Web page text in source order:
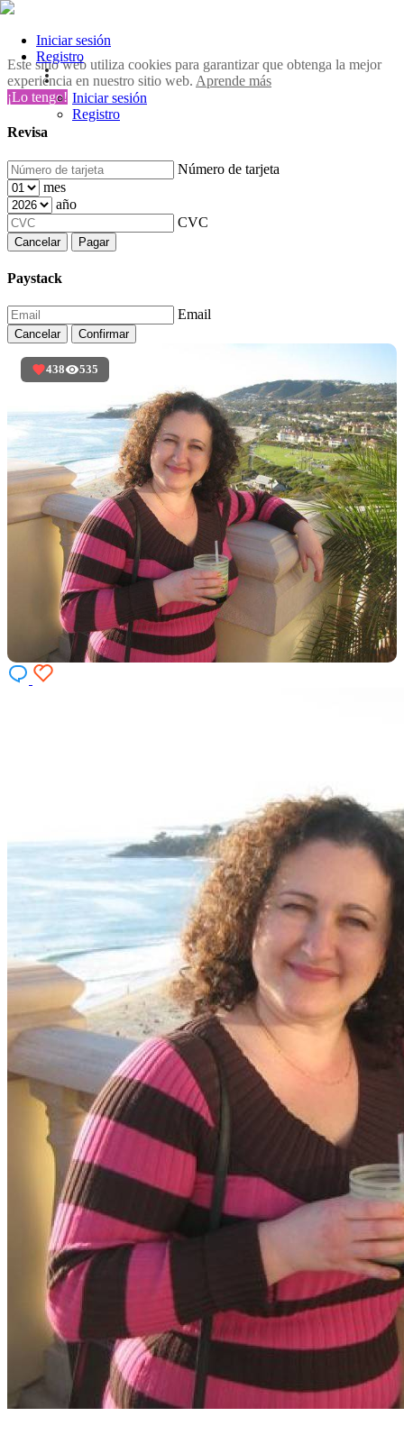
Este sitio web utiliza cookies para garantizar que obtenga la mejor
experiencia en nuestro sitio web. Aprende más
¡Lo tengo!
Revisa
Número de tarjeta
mes
año
CVC
Cancelar Pagar
Paystack
Email
Cancelar Confirmar
Iniciar sesión
Registro
Iniciar sesión
Registro
438 535